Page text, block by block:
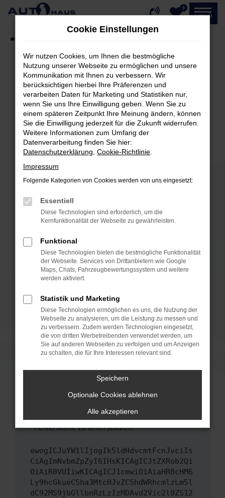
Zum
0
MENÜ
Fehler: Network Error
Beim Laden ist ein Fehler aufgetreten.
Hier sind ein paar Tipps, die dir helfen können:
Überprüfe deine Firewall und deine
Internetverbindung.
Laden andere Webseiten, zum Beispiel deine
Suchmaschine?
Prüfe deine Browsererweiterungen.
können das Laden bestimmter Seiten
verhindern. Funktioniert die Seite in einem
anderen Browser oder in einem privaten
Fenster?
Starte dein Gerät neu.
Das kann manchmal helfen, vorübergehende
Probleme zu beheben.
Betriebssystem auf dem neuesten Stand
sind.
Veraltete Software birgt nicht nur ein
Sicherheitsrisiko, sondern kann auch dazu
führen, dass bestimmte Funktionen nicht mehr
unterstützt werden.
Wende dich an den Webseitenbetreiber.
Wenn du alle oben genannten Schritte versucht
hast, kontaktiere uns bitte. Wir werden
uns diesen Text schicken, um uns bei der
Fehlersuche zu unterstützen:
ewogICJuYW1lIjogIk5ldHdvcmtFcnJvciIs
CiAgImNvbmZpZyI6IHsKICAgICJtZXRob2Qi
OiAiR0VUIiwKICAgICJ1cmwiOiAiaHR0cHM6
Ly9hcGkueC5ha3MtcHJvZC5hdWRhcmlzLm5l
dC92MS9jbGllbnRzLzIzMDAvd2Vic2l0ZS12
Cookie Einstellungen
Wir nutzen Cookies, um Ihnen die bestmögliche
Nutzung unserer Webseite zu ermöglichen und unsere
Kommunikation mit Ihnen zu verbessern. Wir
berücksichtigen hierbei Ihre Präferenzen und
verarbeiten Daten für Marketing und Statistiken nur,
wenn Sie uns Ihre Einwilligung geben. Wenn Sie zu
einem späteren Zeitpunkt Ihre Meinung ändern, können
Sie die Einwilligung jederzeit für die Zukunft widerrufen.
Weitere Informationen zum Umfang der
Datenverarbeitung finden Sie hier:
Datenschutzerklärung Cookie-Richtlinie
Impressum
Folgende Kategorien von Cookies werden von uns eingesetzt:
Essentiell
Diese Technologien sind erforderlich, um die
Kernfunktionalität der Webseite zu gewährleisten.
Funktional
Diese Technologien bieten die bestmögliche Funktionalität
der Webseite. Services von Drittanbietern wie Google
Maps, Chats, Fahrzeugbewertungssystem und weitere
werden aktiviert.
Statistik und Marketing
Diese Technologien ermöglichen es uns, die Nutzung der
Webseite zu analysieren, um die Leistung zu messen und
zu verbessern. Zudem werden Technologien eingesetzt,
die von dritten Werbetreibenden verwendet werden, um
Sie auf anderen Webseiten zu verfolgen und um Anzeigen
zu schalten, die für Ihre Interessen relevant sind.
Speichern
Optionale Cookies ablehnen
Alle akzeptieren